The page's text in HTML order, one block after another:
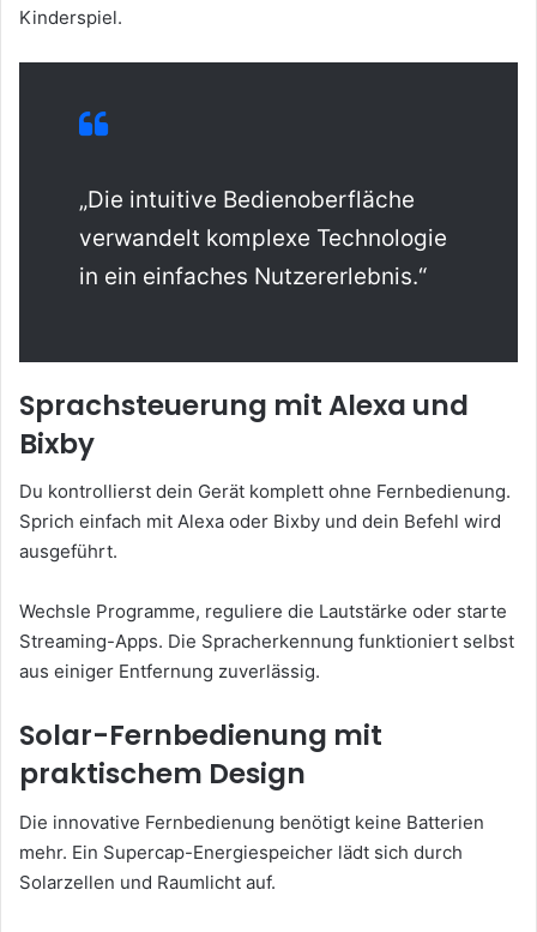
Kinderspiel.
„Die intuitive Bedienoberfläche
verwandelt komplexe Technologie
in ein einfaches Nutzererlebnis.“
Sprachsteuerung mit Alexa und
Bixby
Du kontrollierst dein Gerät komplett ohne Fernbedienung.
Sprich einfach mit Alexa oder Bixby und dein Befehl wird
ausgeführt.
Wechsle Programme, reguliere die Lautstärke oder starte
Streaming-Apps. Die Spracherkennung funktioniert selbst
aus einiger Entfernung zuverlässig.
Solar-Fernbedienung mit
praktischem Design
Die innovative Fernbedienung benötigt keine Batterien
mehr. Ein Supercap-Energiespeicher lädt sich durch
Solarzellen und Raumlicht auf.